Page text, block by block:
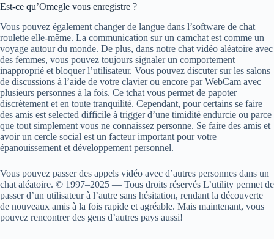
Est-ce qu’Omegle vous enregistre ?
Vous pouvez également changer de langue dans l’software de chat
roulette elle-même. La communication sur un camchat est comme un
voyage autour du monde. De plus, dans notre chat vidéo aléatoire avec
des femmes, vous pouvez toujours signaler un comportement
inapproprié et bloquer l’utilisateur. Vous pouvez discuter sur les salons
de discussions à l’aide de votre clavier ou encore par WebCam avec
plusieurs personnes à la fois. Ce tchat vous permet de papoter
discrètement et en toute tranquilité. Cependant, pour certains se faire
des amis est selected difficile à trigger d’une timidité endurcie ou parce
que tout simplement vous ne connaissez personne. Se faire des amis et
avoir un cercle social est un facteur important pour votre
épanouissement et développement personnel.
Vous pouvez passer des appels vidéo avec d’autres personnes dans un
chat aléatoire. © 1997–2025 — Tous droits réservés L’utility permet de
passer d’un utilisateur à l’autre sans hésitation, rendant la découverte
de nouveaux amis à la fois rapide et agréable. Mais maintenant, vous
pouvez rencontrer des gens d’autres pays aussi!